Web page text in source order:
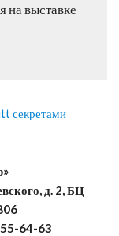
на выставке
д. 2, БЦ
64-63